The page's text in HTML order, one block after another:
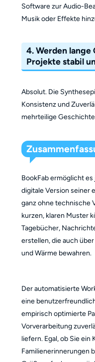
Software zur Audio-
Musik oder Effekte
4. Werden
Projekte stabil
Absolut. Die
Konsistenz und
mehrteilige
BookFab ermöglicht
digitale Version seiner
ganz ohne technische
kurzen, klaren Muster
Tagebücher,
erstellen, die auch
und Wärme bewahren.
Der automatisierte
eine
empirisch optimierte
Vorverarbeitung
liefern. Egal, ob Sie ein
Familienerinnerungen